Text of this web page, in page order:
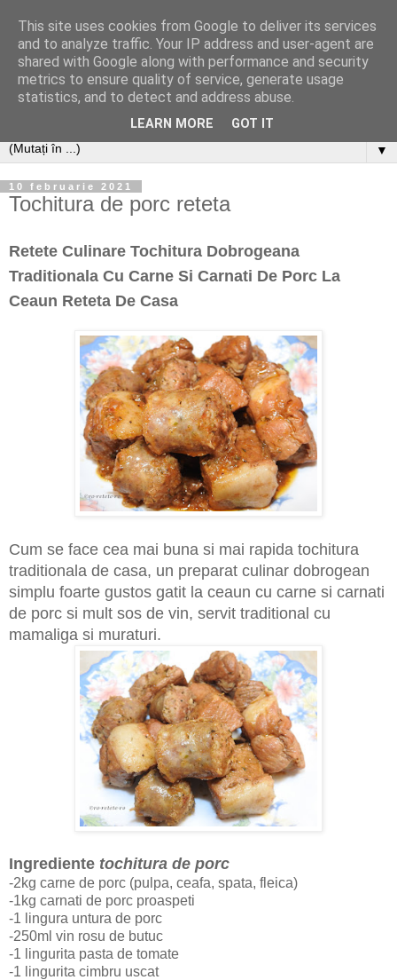
▼
10 februarie 2021
Tochitura de porc reteta
Retete Culinare Tochitura Dobrogeana
Traditionala Cu Carne Si Carnati De Porc La
Ceaun Reteta De Casa
Cum se face cea mai buna si mai rapida tochitura
traditionala de casa, un preparat culinar dobrogean
simplu foarte gustos gatit la ceaun cu carne si carnati
de porc si mult sos de vin, servit traditional cu
mamaliga si muraturi.
Ingrediente tochitura de porc
-2kg carne de porc (pulpa, ceafa, spata, fleica)
-1kg carnati de porc proaspeti
-1 lingura untura de porc
-250ml vin rosu de butuc
-1 lingurita pasta de tomate
-1 lingurita cimbru uscat
This site uses cookies from Google to deliver its services
and to analyze traffic. Your IP address and user-agent are
shared with Google along with performance and security
metrics to ensure quality of service, generate usage
statistics, and to detect and address abuse.
LEARN MORE GOT IT